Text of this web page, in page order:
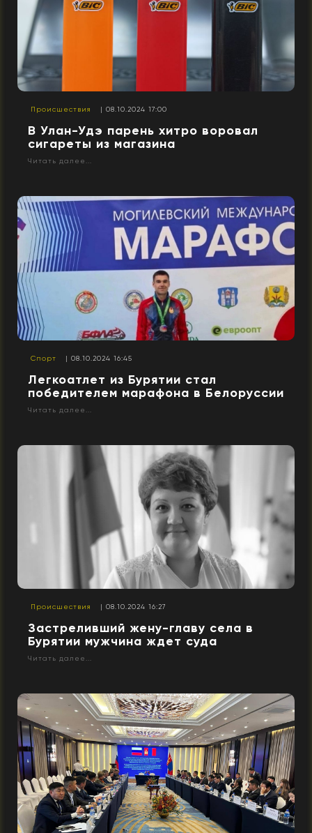
Происшествия | 08.10.2024 17:00
В Улан-Удэ парень хитро воровал
сигареты из магазина
Читать далее...
Спорт | 08.10.2024 16:45
Легкоатлет из Бурятии стал
победителем марафона в Белоруссии
Читать далее...
Происшествия | 08.10.2024 16:27
Застреливший жену-главу села в
Бурятии мужчина ждет суда
Читать далее...